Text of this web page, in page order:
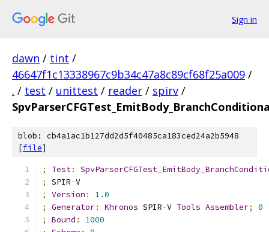
Sign in
dawn / tint /
46647f1c13338967c9b34c47a8c89cf68f25a009 /
. / test / unittest / reader / spirv /
blob: cb4a1ac1b127dd2d5f40485ca183ced24a2b5948
[file]
; Test:
;
SPIR-V
;
Version :
1.0
;
Generator: Khronos SPIR-V Tools Assembler;
0
;
Bound :
1000